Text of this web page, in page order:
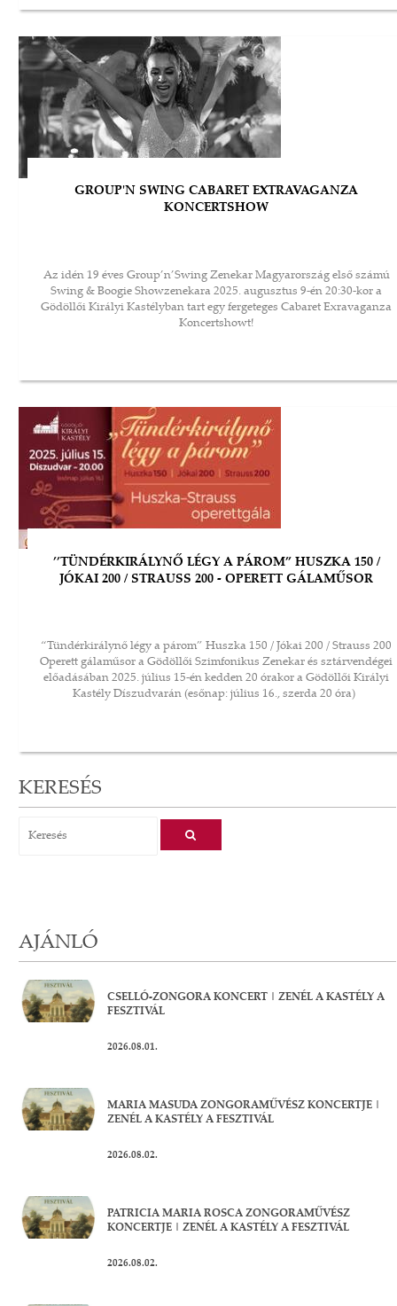
GROUP'N SWING CABARET EXTRAVAGANZA
KONCERTSHOW
Az idén 19 éves Group’n’Swing Zenekar Magyarország első számú
Swing & Boogie Showzenekara 2025. augusztus 9-én 20:30-kor a
Gödöllői Királyi Kastélyban tart egy fergeteges Cabaret Exravaganza
Koncertshowt!
’’TÜNDÉRKIRÁLYNŐ LÉGY A PÁROM” HUSZKA 150 /
JÓKAI 200 / STRAUSS 200 - OPERETT GÁLAMŰSOR
“Tündérkirálynő légy a párom” Huszka 150 / Jókai 200 / Strauss 200
Operett gálaműsor a Gödöllői Szimfonikus Zenekar és sztárvendégei
előadásában 2025. július 15-én kedden 20 órakor a Gödöllői Királyi
Kastély Díszudvarán (esőnap: július 16., szerda 20 óra)
KERESÉS
AJÁNLÓ
CSELLÓ-ZONGORA KONCERT | ZENÉL A KASTÉLY A
FESZTIVÁL
2026.08.01.
MARIA MASUDA ZONGORAMŰVÉSZ KONCERTJE |
ZENÉL A KASTÉLY A FESZTIVÁL
2026.08.02.
PATRICIA MARIA ROSCA ZONGORAMŰVÉSZ
KONCERTJE | ZENÉL A KASTÉLY A FESZTIVÁL
2026.08.02.